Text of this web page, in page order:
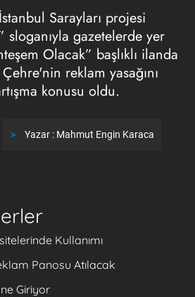
Sarayları projesi
sloganıyla gazetelerde yer
Olacak” başlıklı ilanda
reklam yasağını
konusu oldu.
Yazar : Mahmut Engin Karaca
Kullanımı
Panosu Atılacak
Giriyor